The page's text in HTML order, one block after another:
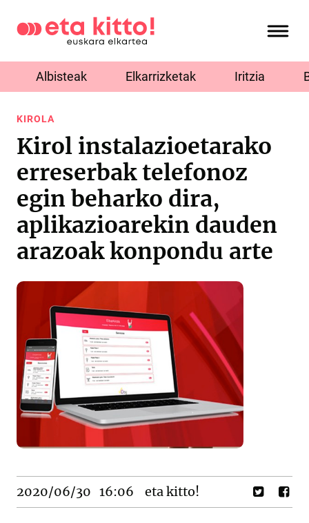
Albisteak Elkarrizketak Iritzia
KIROLA
Kirol instalazioetarako
erreserbak telefonoz
egin beharko dira,
aplikazioarekin dauden
arazoak konpondu arte
2020/06/30 16:06 eta kitto!